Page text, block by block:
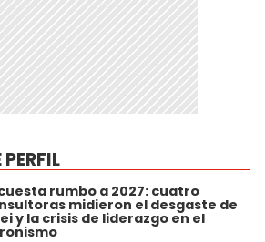
rumbo a 2027: cuatro
midieron el desgaste de
y la crisis de liderazgo en el